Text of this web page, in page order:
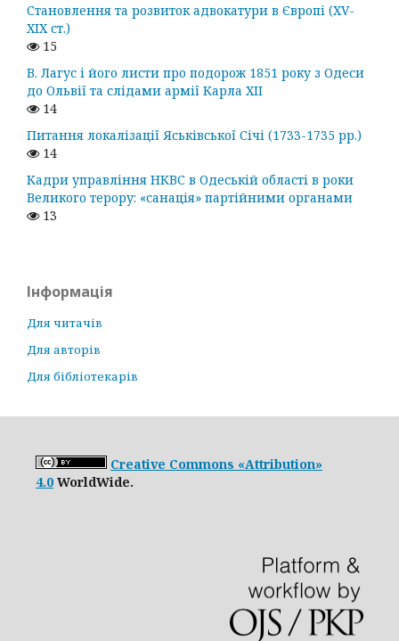
Становлення та розвиток адвокатури в Європі (ХV-
ХІХ ст.)
15
В. Лагус і його листи про подорож 1851 року з Одеси
до Ольвії та слідами армії Карла ХІІ
14
Питання локалізації Яськівської Січі (1733-1735 рр.)
14
Кадри управління НКВС в Одеській області в роки
Великого терору: «санація» партійними органами
13
Інформація
Для читачів
Для авторів
Для бібліотекарів
Creative Commons «Attribution»
4.0 WorldWide.